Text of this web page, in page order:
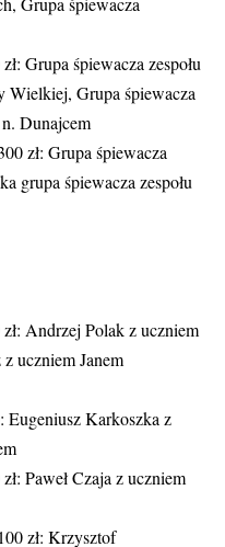
Grupa śpiewacza zespołu
Wielkiej, Grupa śpiewacza
Dunajcem
zł: Grupa śpiewacza
grupa śpiewacza zespołu
Andrzej Polak z uczniem
uczniem Janem
Eugeniusz Karkoszka z
Paweł Czaja z uczniem
zł: Krzysztof